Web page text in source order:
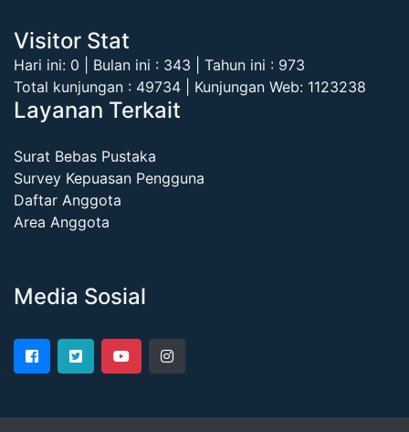
Visitor Stat
Hari ini: 0 | Bulan ini : 343 | Tahun ini : 973
Total kunjungan : 49734 | Kunjungan Web: 1123238
Layanan Terkait
Surat Bebas Pustaka
Survey Kepuasan Pengguna
Daftar Anggota
Area Anggota
Media Sosial